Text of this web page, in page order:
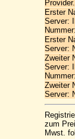
Provider.
Erster
Server:
Nummer:
Erster
Server:
Zweiter
Server:
Nummer:
Zweiter
Server:
zum
Mwst.